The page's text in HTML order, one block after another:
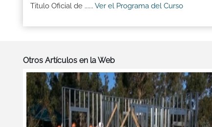
Titulo Oficial de ...... Ver el Programa del Curso
Otros Artículos en la Web